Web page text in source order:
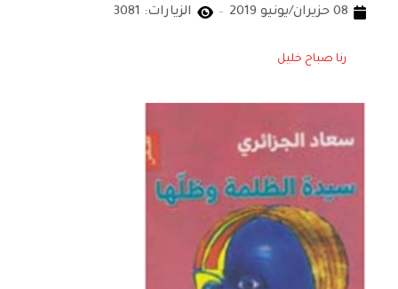
08 حزيران/يونيو 2019
الزيارات: 3081
رنا صباح خليل